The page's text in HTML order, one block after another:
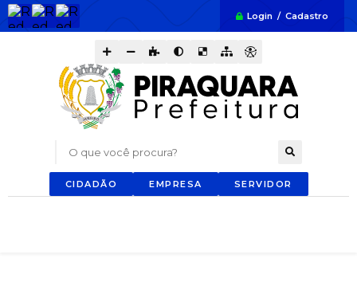
Login / Cadastro
O que você procura?
CIDADÃO EMPRESA SERVIDOR